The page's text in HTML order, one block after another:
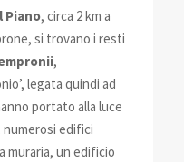
Piano, circa 2 km a
si trovano i resti
,
legata quindi ad
portato alla luce
numerosi edifici
muraria, un edificio